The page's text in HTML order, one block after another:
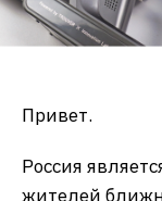
Привет.
Россия
жителей